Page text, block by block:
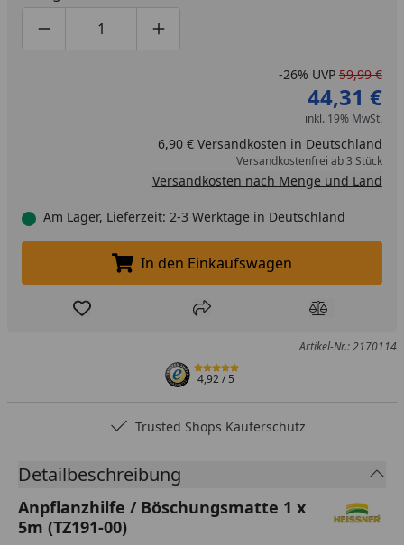
Produktmenge um eins verringern
Produktmenge manuell eingeben
Produktmenge um eins erhöhen
-26% UVP 59,99 €
44,31 €
inkl. 19% MwSt.
6,90 € Versandkosten in Deutschland
Versandkostenfrei ab 3 Stück
Versandkosten nach Menge und Land
Am Lager, Lieferzeit: 2-3 Werktage in Deutschland
In den Einkaufswagen legen
In den Einkaufswagen
Produkt zur Wunschliste hinzufügen
Teilen Produkt
Artikel-Nr.: 2170114
4,92/ 5
Trusted Shops Käuferschutz
Detailbeschreibung
Anpflanzhilfe / Böschungsmatte 1 x
5m (TZ191-00)